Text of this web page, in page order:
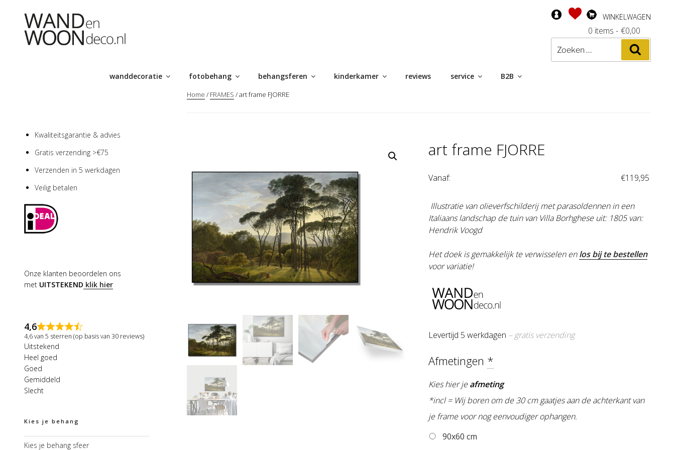
WINKELWAGEN
- €0,00
0 items
Zoeken
naar:
wanddecoratie fotobehang behangsferen kinderkamer reviews service B2B
Home / FRAMES / art frame FJORRE
art frame FJORRE
Vanaf: €119,95
Illustratie van olieverfschilderij met parasoldennen in een
Italiaans landschap de tuin van Villa Borhghese uit: 1805 van:
Hendrik Voogd
Het doek is gemakkelijk te verwisselen enlos bij te bestellen
voor variatie!
Levertijd 5 werkdagen – gratis verzending
Afmetingen *
Kies hier jeafmeting
*incl = Wij boren om de 30 cm gaatjes aan de achterkant van
je frame voor nog eenvoudiger ophangen.
90x60 cm
Kwaliteitsgarantie & advies
Gratis verzending >€75
Verzenden in 5 werkdagen
Veilig betalen
Onze klanten beoordelen ons
met UITSTEKEND klik hier
4,6
4,6 van 5 sterren (op basis van 30 reviews)
Uitstekend
Heel goed
Goed
Gemiddeld
Slecht
Kies je behang
Kies je behang sfeer